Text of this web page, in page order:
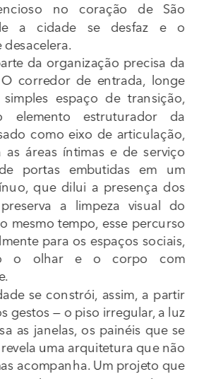
no coração de São
a cidade se desfaz e o
da organização precisa da
corredor de entrada, longe
espaço de transição,
elemento estruturador da
como eixo de articulação,
as áreas íntimas e de serviço
portas embutidas em um
que dilui a presença dos
a limpeza visual do
mesmo tempo, esse percurso
para os espaços sociais,
o olhar e o corpo com
se constrói, assim, a partir
gestos — o piso irregular, a luz
as janelas, os painéis que se
uma arquitetura que não
acompanha. Um projeto que